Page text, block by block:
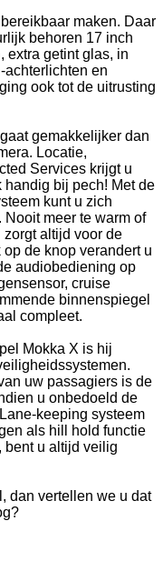
maken. Daar
behoren 17 inch
extra getint glas, in
achterlichten en
ook tot de uitrusting
gemakkelijker dan
Locatie,
Services krijgt u
handig bij pech! Met de
kunt u zich
meer te warm of
altijd voor de
de knop verandert u
audiobediening op
cruise
binnenspiegel
compleet.
Mokka X is hij
uw passagiers is de
u onbedoeld de
keeping systeem
als hill hold functie
bent u altijd veilig
dan vertellen we u dat